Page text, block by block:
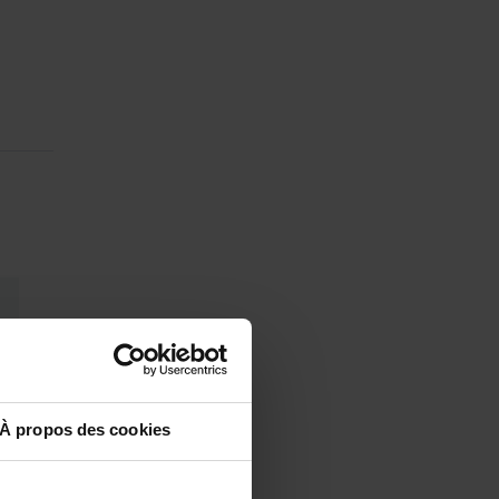
À propos des cookies